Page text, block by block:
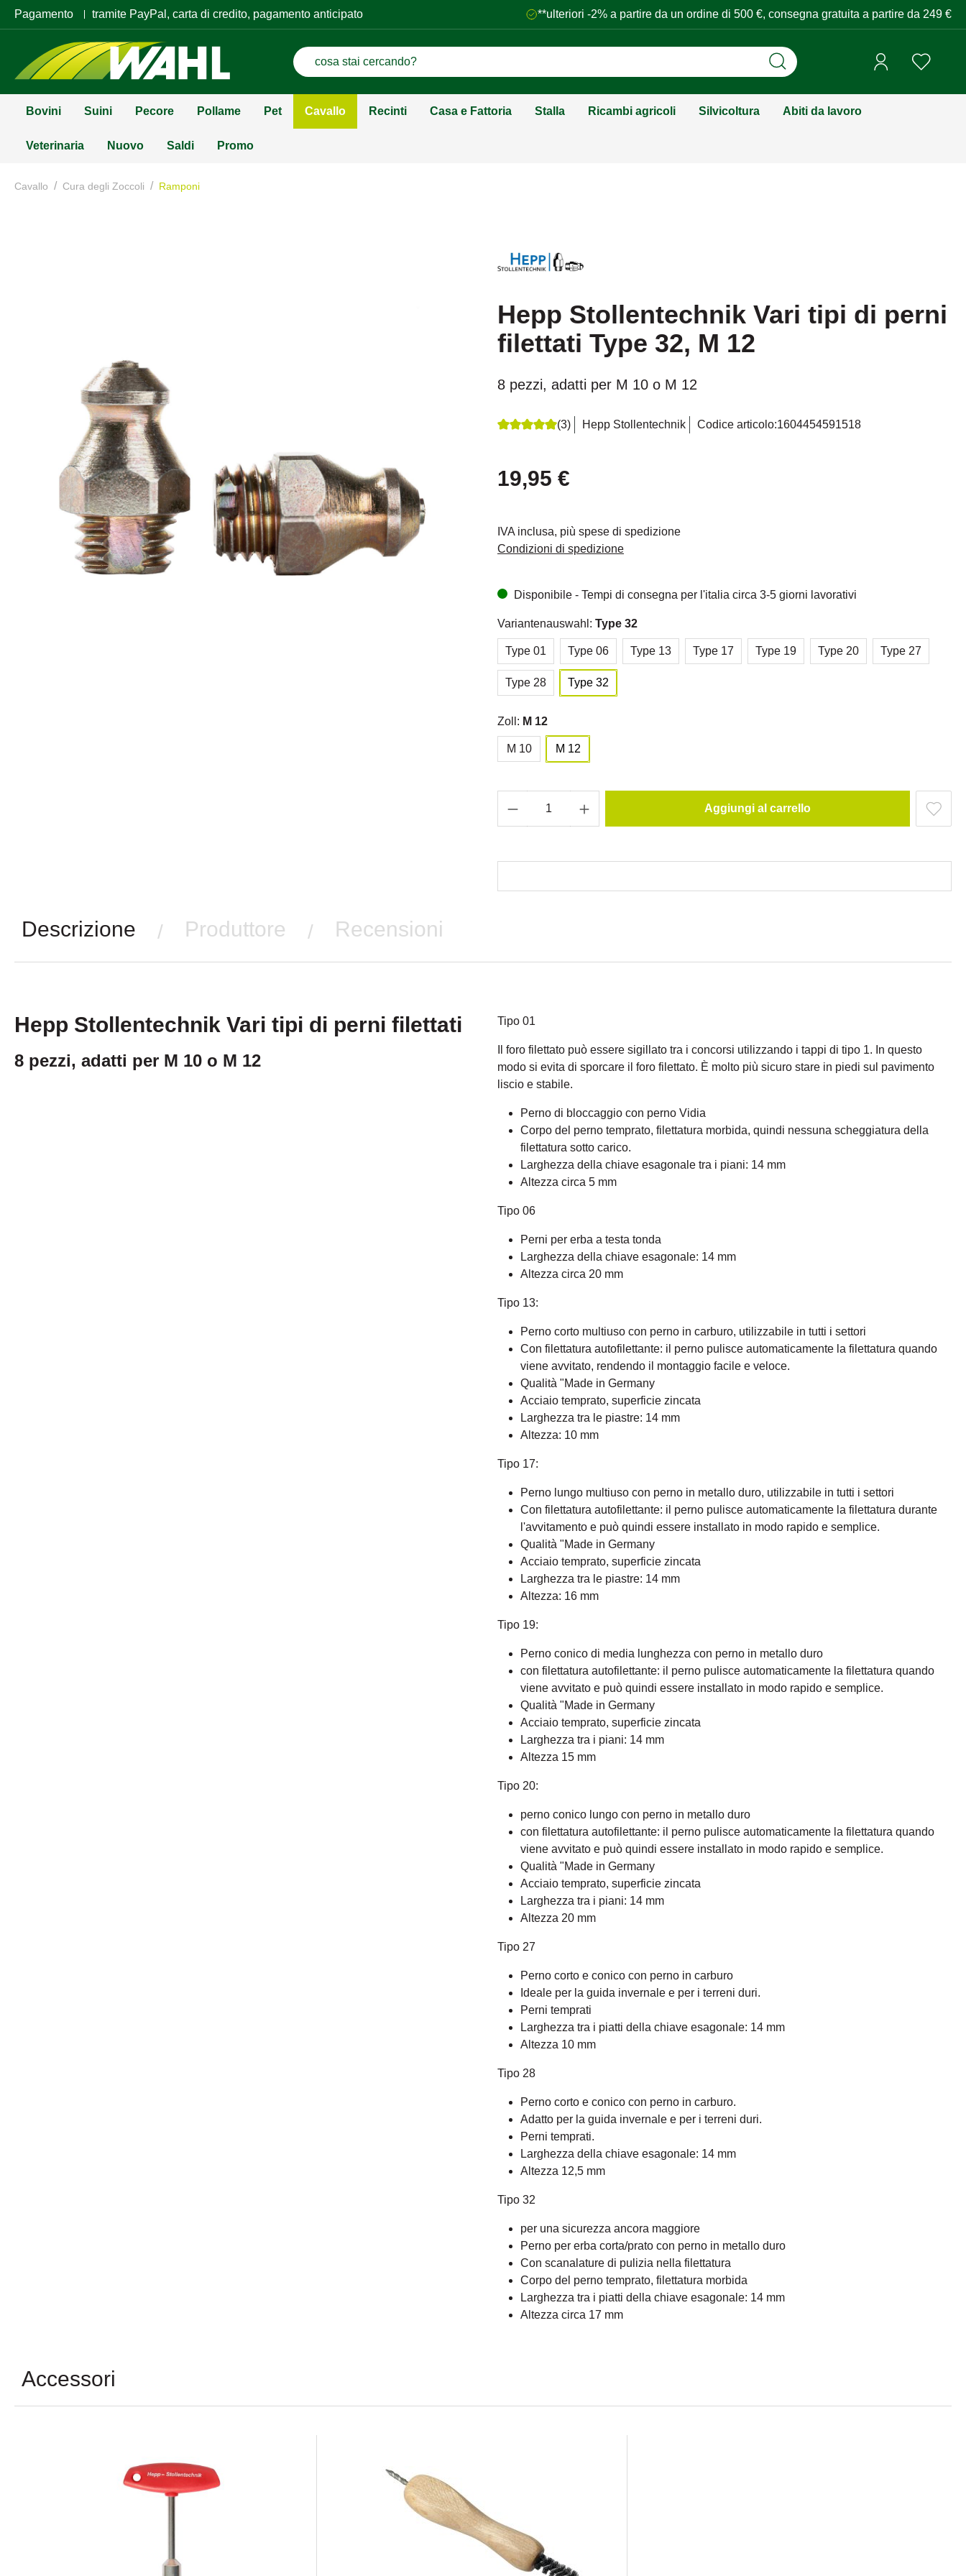
Pagamento tramite PayPal, carta di credito, pagamento anticipato **ulteriori -2% a partire da un ordine di 500 €, consegna gratuita a partire da 249 €
Bovini Suini Pecore Pollame Pet Cavallo Recinti Casa e Fattoria Stalla Ricambi agricoli Silvicoltura Abiti da lavoro
Veterinaria Nuovo Saldi Promo
Cavallo / Cura degli Zoccoli / Ramponi
Hepp Stollentechnik Vari tipi di perni
filettati Type 32, M 12
8 pezzi, adatti per M 10 o M 12
(3) Hepp Stollentechnik Codice articolo:1604454591518
19,95 €
IVA inclusa, più spese di spedizione
Condizioni di spedizione
Disponibile - Tempi di consegna per l'italia circa 3-5 giorni lavorativi
Variantenauswahl: Type 32
Type 01 Type 06 Type 13 Type 17 Type 19 Type 20 Type 27
Type 28 Type 32
Zoll: M 12
M 10 M 12
Aggiungi al carrello
Descrizione / Produttore / Recensioni
Hepp Stollentechnik Vari tipi di perni filettati
8 pezzi, adatti per M 10 o M 12
Tipo 01
Il foro filettato può essere sigillato tra i concorsi utilizzando i tappi di tipo 1. In questo
modo si evita di sporcare il foro filettato. È molto più sicuro stare in piedi sul pavimento
liscio e stabile.
Perno di bloccaggio con perno Vidia
Corpo del perno temprato, filettatura morbida, quindi nessuna scheggiatura della
filettatura sotto carico.
Larghezza della chiave esagonale tra i piani: 14 mm
Altezza circa 5 mm
Tipo 06
Perni per erba a testa tonda
Larghezza della chiave esagonale: 14 mm
Altezza circa 20 mm
Tipo 13:
Perno corto multiuso con perno in carburo, utilizzabile in tutti i settori
Con filettatura autofilettante: il perno pulisce automaticamente la filettatura quando
viene avvitato, rendendo il montaggio facile e veloce.
Qualità "Made in Germany
Acciaio temprato, superficie zincata
Larghezza tra le piastre: 14 mm
Altezza: 10 mm
Tipo 17:
Perno lungo multiuso con perno in metallo duro, utilizzabile in tutti i settori
Con filettatura autofilettante: il perno pulisce automaticamente la filettatura durante
l'avvitamento e può quindi essere installato in modo rapido e semplice.
Qualità "Made in Germany
Acciaio temprato, superficie zincata
Larghezza tra le piastre: 14 mm
Altezza: 16 mm
Tipo 19:
Perno conico di media lunghezza con perno in metallo duro
con filettatura autofilettante: il perno pulisce automaticamente la filettatura quando
viene avvitato e può quindi essere installato in modo rapido e semplice.
Qualità "Made in Germany
Acciaio temprato, superficie zincata
Larghezza tra i piani: 14 mm
Altezza 15 mm
Tipo 20:
perno conico lungo con perno in metallo duro
con filettatura autofilettante: il perno pulisce automaticamente la filettatura quando
viene avvitato e può quindi essere installato in modo rapido e semplice.
Qualità "Made in Germany
Acciaio temprato, superficie zincata
Larghezza tra i piani: 14 mm
Altezza 20 mm
Tipo 27
Perno corto e conico con perno in carburo
Ideale per la guida invernale e per i terreni duri.
Perni temprati
Larghezza tra i piatti della chiave esagonale: 14 mm
Altezza 10 mm
Tipo 28
Perno corto e conico con perno in carburo.
Adatto per la guida invernale e per i terreni duri.
Perni temprati.
Larghezza della chiave esagonale: 14 mm
Altezza 12,5 mm
Tipo 32
per una sicurezza ancora maggiore
Perno per erba corta/prato con perno in metallo duro
Con scanalature di pulizia nella filettatura
Corpo del perno temprato, filettatura morbida
Larghezza tra i piatti della chiave esagonale: 14 mm
Altezza circa 17 mm
Accessori